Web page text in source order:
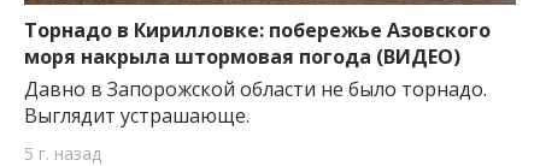
Торнадо в Кирилловке: побережье Азовского
моря накрыла штормовая погода (ВИДЕО)
Давно в Запорожской области не было торнадо.
Выглядит устрашающе.
5 г. назад